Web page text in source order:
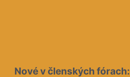
Nové v členských fórach: